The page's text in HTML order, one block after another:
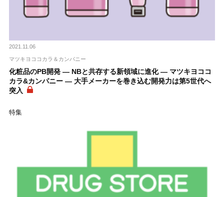
2021.11.06
マツキヨココカラ＆カンパニー
化粧品のPB開発 ― NBと共存する新領域に進化 ― マツキヨココ
カラ&カンパニー ― 大手メーカーを巻き込む開発力は第5世代へ
突入
特集